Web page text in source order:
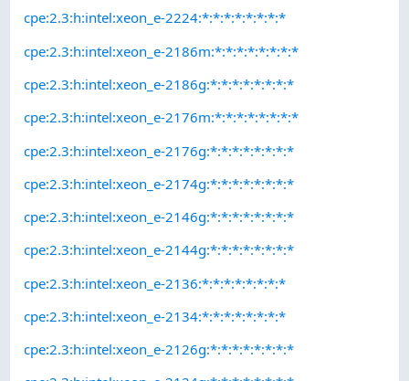
cpe:2.3:h:intel:xeon_e-2224:*:*:*:*:*:*:*:*
cpe:2.3:h:intel:xeon_e-2186m:*:*:*:*:*:*:*:*
cpe:2.3:h:intel:xeon_e-2186g:*:*:*:*:*:*:*:*
cpe:2.3:h:intel:xeon_e-2176m:*:*:*:*:*:*:*:*
cpe:2.3:h:intel:xeon_e-2176g:*:*:*:*:*:*:*:*
cpe:2.3:h:intel:xeon_e-2174g:*:*:*:*:*:*:*:*
cpe:2.3:h:intel:xeon_e-2146g:*:*:*:*:*:*:*:*
cpe:2.3:h:intel:xeon_e-2144g:*:*:*:*:*:*:*:*
cpe:2.3:h:intel:xeon_e-2136:*:*:*:*:*:*:*:*
cpe:2.3:h:intel:xeon_e-2134:*:*:*:*:*:*:*:*
cpe:2.3:h:intel:xeon_e-2126g:*:*:*:*:*:*:*:*